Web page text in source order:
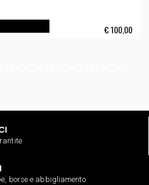
€100,00
borse e abbigliamento